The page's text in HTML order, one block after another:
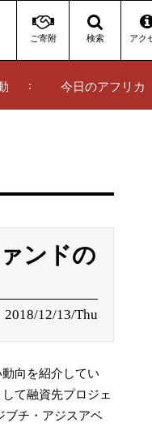
ご寄附 検索 アク
今日のアフリカ
ンドの
2018/12/13/Thu
向を紹介してい
て融資先プロジェ
ブチ・アジスアベ